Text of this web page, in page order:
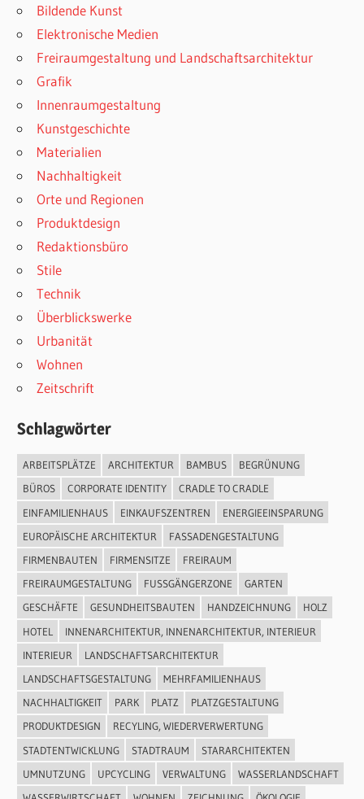
Bildende Kunst
Elektronische Medien
Freiraumgestaltung und Landschaftsarchitektur
Grafik
Innenraumgestaltung
Kunstgeschichte
Materialien
Nachhaltigkeit
Orte und Regionen
Produktdesign
Redaktionsbüro
Stile
Technik
Überblickswerke
Urbanität
Wohnen
Zeitschrift
Schlagwörter
ARBEITSPLÄTZE ARCHITEKTUR BAMBUS
BEGRÜNUNG
BÜROS
CORPORATE IDENTITY
CRADLE TO CRADLE
EINFAMILIENHAUS
EINKAUFSZENTREN
ENERGIEEINSPARUNG
EUROPÄISCHE ARCHITEKTUR
FASSADENGESTALTUNG
FIRMENBAUTEN
FIRMENSITZE
FREIRAUM
FREIRAUMGESTALTUNG
FUSSGÄNGERZONE
GARTEN
GESCHÄFTE
GESUNDHEITSBAUTEN HANDZEICHNUNG
HOLZ
HOTEL
INNENARCHITEKTUR, INNENARCHITEKTUR, INTERIEUR
INTERIEUR
LANDSCHAFTSARCHITEKTUR
LANDSCHAFTSGESTALTUNG
MEHRFAMILIENHAUS
NACHHALTIGKEIT
PARK PLATZ
PLATZGESTALTUNG
PRODUKTDESIGN
RECYLING, WIEDERVERWERTUNG
STADTENTWICKLUNG
STADTRAUM
STARARCHITEKTEN
UMNUTZUNG
UPCYCLING VERWALTUNG
WASSERLANDSCHAFT